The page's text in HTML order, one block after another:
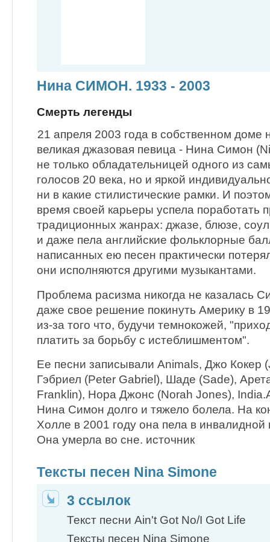
Нина СИМОН. 1933 - 2003
Смерть легенды
21 апреля 2003 года в собственном
великая джазовая певица - Нина Симон
не только обладательницей одного из
голосов 20 века, но и яркой
ни в какие стилистические рамки. И
время своей карьеры успела поработать
традиционных жанрах: джазе, блюзе,
и даже пела английские фольклорные
написанных ею песен практически
они исполняются другими музыкантами.
Проблема расизма никогда не казалась
даже свое решение покинуть Америку в
из-за того что, будучи темнокожей,
платить за борьбу с истеблишментом".
Ее песни записывали Animals, Джо Кокер
Гэбриел (Peter Gabriel), Шаде (Sade),
Franklin), Нора Джонс (Norah Jones),
Нина Симон долго и тяжело болела. На
Холле в 2001 году она пела в инвалидной
Она умерла во сне. источник
Тексты песен Nina Simone
3 ссылок
Текст песни Ain't Got No/I Got Life
Тексты песен Nina Simone